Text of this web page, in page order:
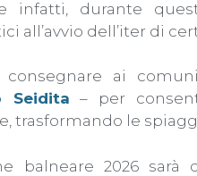
infatti, durante
all’avvio dell’iter di
consegnare ai
Seidita – per
trasformando le
balneare 2026